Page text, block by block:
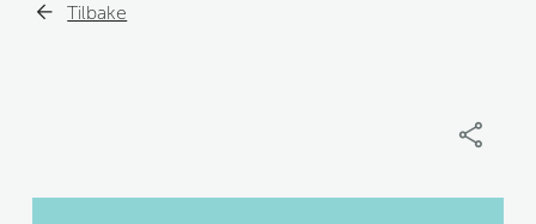
Tilbake